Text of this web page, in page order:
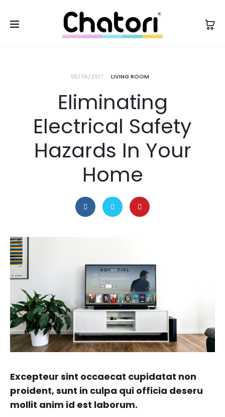
05/06/2017 LIVING ROOM
Eliminating
Electrical Safety
Hazards In Your
Home
Excepteur sint occaecat cupidatat non
proident, sunt in culpa qui officia deseru
mollit anim id est laborum.